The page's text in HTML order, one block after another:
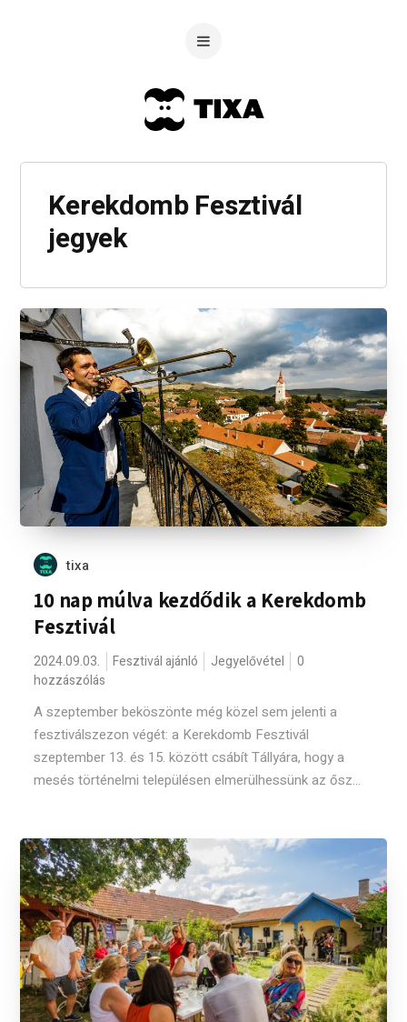
Kerekdomb Fesztivál
jegyek
tixa
10 nap múlva kezdődik a Kerekdomb
Fesztivál
2024.09.03. Fesztivál ajánló Jegyelővétel
0
hozzászólás
A szeptember beköszönte még közel sem jelenti a
fesztiválszezon végét: a Kerekdomb Fesztivál
szeptember 13. és 15. között csábít Tállyára, hogy a
mesés történelmi településen elmerülhessünk az ősz...